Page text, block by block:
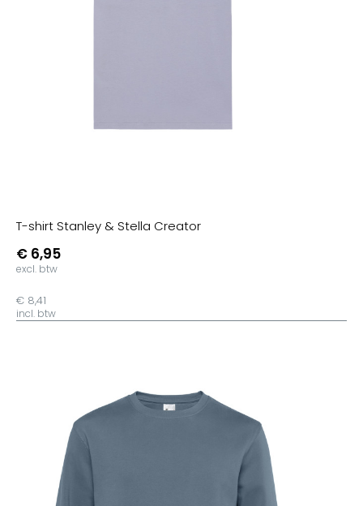
T-shirt Stanley & Stella Creator
€ 6,95
excl. btw
€ 8,41
incl. btw